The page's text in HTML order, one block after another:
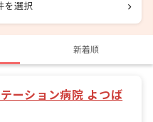
を選択
新着順
ーション病院 よつば